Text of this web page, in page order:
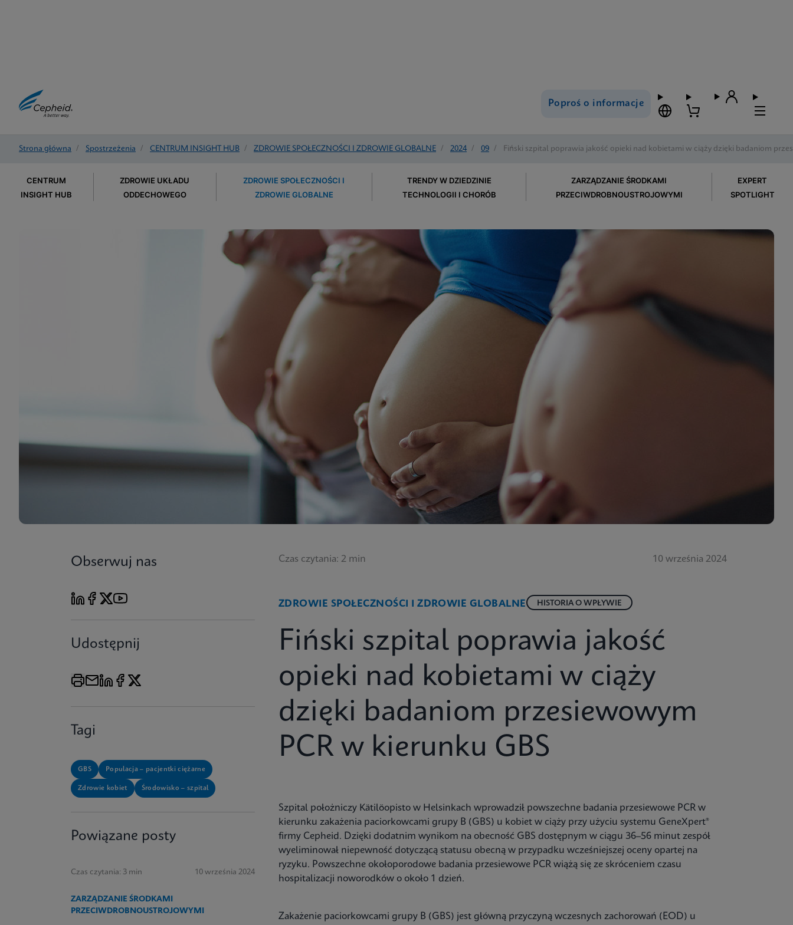
Poproś o informacje
Strona główna / Spostrzeżenia / CENTRUM INSIGHT HUB / ZDROWIE SPOŁECZNOŚCI I ZDROWIE GLOBALNE / 2024 / 09 / Fiński szpital poprawia jakość opieki nad kobietami w ciąży dzięki badaniom
CENTRUM
INSIGHT HUB
ZDROWIE UKŁADU
ODDECHOWEGO
ZDROWIE SPOŁECZNOŚCI I
ZDROWIE GLOBALNE
TRENDY W DZIEDZINIE
TECHNOLOGII I CHORÓB
ZARZĄDZANIE ŚRODKAMI
PRZECIWDROBNOUSTROJOWYMI
EXPERT
SPOTLIGHT
Obserwuj nas
Udostępnij
Tagi
GBS Populacja – pacjentki ciężarne
Zdrowie kobiet Środowisko – szpital
Powiązane posty
Czas czytania: 3 min 10 września 2024
ZARZĄDZANIE ŚRODKAMI
PRZECIWDROBNOUSTROJOWYMI
Czas czytania: 2 min 10 września 2024
ZDROWIE SPOŁECZNOŚCI I ZDROWIE GLOBALNE HISTORIA O WPŁYWIE
Fiński szpital poprawia jakość
opieki nad kobietami w ciąży
dzięki badaniom przesiewowym
PCR w kierunku GBS
Szpital położniczy Kätilöopisto w Helsinkach wprowadził powszechne badania przesiewowe PCR w
kierunku zakażenia paciorkowcami grupy B (GBS) u kobiet w ciąży przy użyciu systemu GeneXpert®
firmy Cepheid. Dzięki dodatnim wynikom na obecność GBS dostępnym w ciągu 36–56 minut zespół
wyeliminował niepewność dotyczącą statusu obecną w przypadku wcześniejszej oceny opartej na
ryzyku. Powszechne okołoporodowe badania przesiewowe PCR wiążą się ze skróceniem czasu
hospitalizacji noworodków o około 1 dzień.
Zakażenie paciorkowcami grupy B (GBS) jest główną przyczyną wczesnych zachorowań (EOD) u